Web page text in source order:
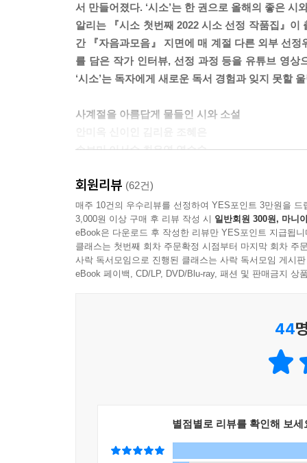
뒤틀린 몸으로도
사랑은 아름다운 걸까
슬픔이 들었다 놓은 것처럼 깨어져 있었고
--- 조혜은, 「모래놀이」 중에서
한 희망을. 그건 내가 갖지 못한 세포 같은 거였다.
--- 염승숙, 「프리 더 웨일」 중에서
서 만들어졌다. ‘시소’는 한 권으로 올해의 좋은
알리는 『시소 첫번째 2022 시소 선정 작품집』이
간 『자음과모음』 지면에 매 계절 다른 외부 선
를 담은 작가 인터뷰, 선정 과정 등을 유튜브 영
‘시소’는 독자에게 새로운 독서 경험과 잊지 못할
사계절을 아름답게 물들인 시와 소설
손보미 이서수 최은영 염승숙
‘봄의 시’로 선정된 안미옥 시인의 「사운드북」
보다는 들려준다. 이 시는 사랑이 무엇인지 말한
만들어내고 있는 것 같다”는 평을 받으며 선정되
‘봄의 소설’로 선정된 손보미 작가의 「봄의 피크
가 돌아오는 일련의 과정을 그리고 있다. “은밀
을 가진 “불미스러운 성장담”으로 “위태로운 감
차를 두고 찾아온 꿈”에 대한 이야기가 담겨 있
‘여름의 소설’로 선정된 이서수 작가의 「미조
을 생각하는 시다. “‘물질이 형태를 결정하는’ 자
회원리뷰 (62건)
매주 10건의 우수리뷰를 선정하여 YES포인트 3만원을 드
3,000원 이상 구매 후 리뷰 작성 시 일반회원 300원, 마니
eBook은 다운로드 후 작성한 리뷰만 YES포인트 지급됩니
클래스는 첫번째 회차 주문확정 시점부터 마지막 회차 주
사락 독서모임으로 진행된 클래스는 사락 독서모임 게시
eBook 페이백, CD/LP, DVD/Blu-ray, 패션 및 판매금지 상
44
별점별로 리뷰를 확인해 보세